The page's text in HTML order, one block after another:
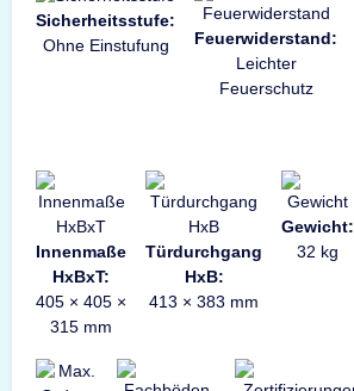
Sicherheitsstufe:
Ohne Einstufung
Feuerwiderstand:
Leichter
Feuerschutz
Innenmaße
HxBxT:
405 × 405 ×
315 mm
Türdurchgang
HxB:
413 × 383 mm
Gewicht:
32 kg